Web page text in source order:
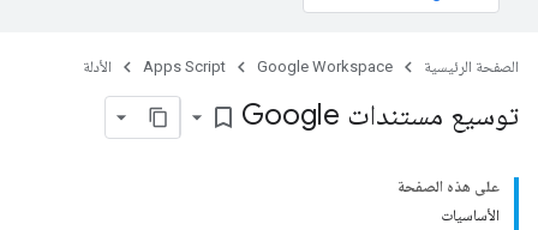
الصفحة الرئيسية Google Workspace
Apps Script الأدلة
توسيع مستندات Google bookmark_border
على هذه الصفحة
الأساسيات